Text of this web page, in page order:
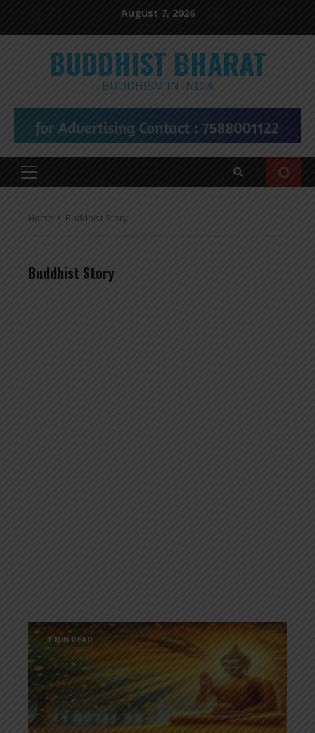
August 7, 2026
BUDDHIST BHARAT
BUDDHISM IN INDIA
Primary
Home Buddhist Story
Buddhist Story
1 MIN READ